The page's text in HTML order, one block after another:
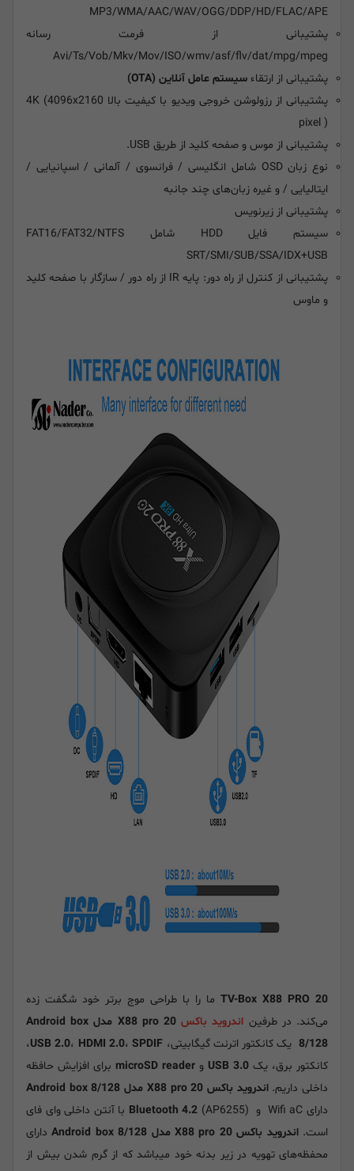
MP3/WMA/AAC/WAV/OGG/DDP/HD/FLAC/APE
پشتیبانی از فرمت رسانه
Avi/Ts/Vob/Mkv/Mov/ISO/wmv/asf/flv/dat/mpg/mpeg
پشتیبانی از ارتقاء سیستم عامل آنلاین (OTA)
پشتیبانی از رزولوشن خروجی ویدیو با کیفیت بالا 4K (4096x2160
pixel )
پشتیبانی از موس و صفحه کلید از طریق USB.
نوع زبان OSD شامل انگلیسی / فرانسوی / آلمانی / اسپانیایی /
ایتالیایی / و غیره زبان‌های چند جانبه
پشتیبانی از زیرنویس
سیستم فایل HDD شامل FAT16/FAT32/NTFS
SRT/SMI/SUB/SSA/IDX+USB
پشتیبانی از کنترل از راه دور: پایه IR از راه دور / سازگار با صفحه کلید
و ماوس
TV-Box X88 PRO 20 ما را با طراحی موج برتر خود شگفت زده
می‌کند. در طرفین اندروید باکس
X88 pro 20 مدل Android box
8/128یک کانکتور اترنت گیگابیتی، USB 2.0، HDMI 2.0،SPDIF
،
کانکتور برق، یک USB 3.0 و microSD reader برای افزایش حافظه
داخلی داریم.اندروید باکس X88 pro 20 مدل Android box 8/128
دارای Wifi aC و
Bluetooth 4.2 (AP6255) با آنتن داخلی وای فای
است.اندروید باکس X88 pro 20 مدل Android box 8/128
دارای
محفظه‌های تهویه در زیر بدنه خود میباشد که از گرم شدن بیش از